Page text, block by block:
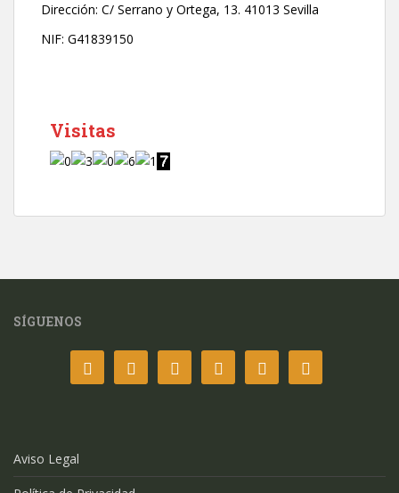
o
*
Dirección: C/ Serrano y Ortega, 13. 41013 Sevilla
NIF: G41839150
Visitas
SÍGUENOS
Aviso Legal